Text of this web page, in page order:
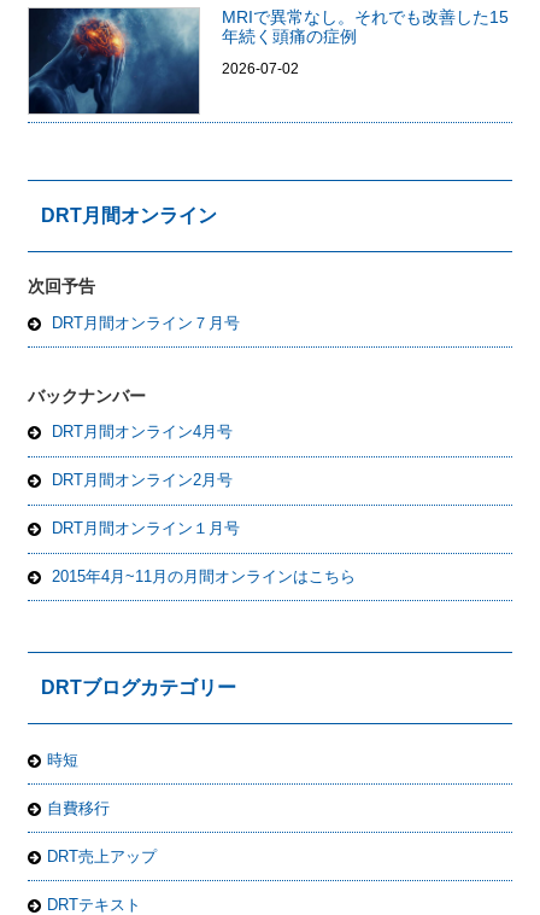
MRIで異常なし。それでも改善した15
年続く頭痛の症例
2026-07-02
DRT月間オンライン
次回予告
DRT月間オンライン７月号
バックナンバー
DRT月間オンライン4月号
DRT月間オンライン2月号
DRT月間オンライン１月号
2015年4月~11月の月間オンラインはこちら
DRTブログカテゴリー
時短
自費移行
DRT売上アップ
DRTテキスト